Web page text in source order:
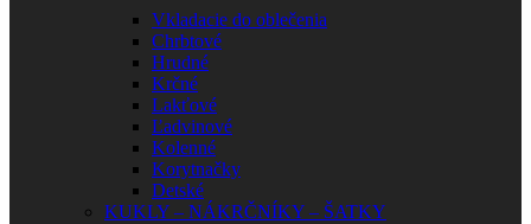
Vkladacie do oblečenia
Chrbtové
Hrudné
Krčné
Lakťové
Ľadvinové
Kolenné
Korytnačky
Detské
KUKLY – NÁKRČNÍKY – ŠATKY